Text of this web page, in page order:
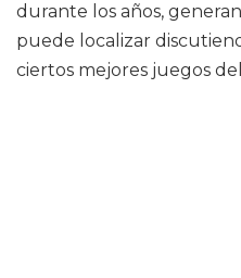
durante los años,
puede localizar
ciertos mejores juegos